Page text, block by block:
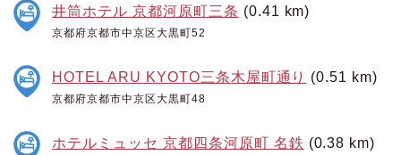
井筒ホテル 京都河原町三条 (0.41 km)
京都府京都市中京区大黒町52
HOTEL ARU KYOTO三条木屋町通り (0.51 km)
京都府京都市中京区大黒町48
ホテルミュッセ 京都四条河原町 名鉄 (0.38 km)